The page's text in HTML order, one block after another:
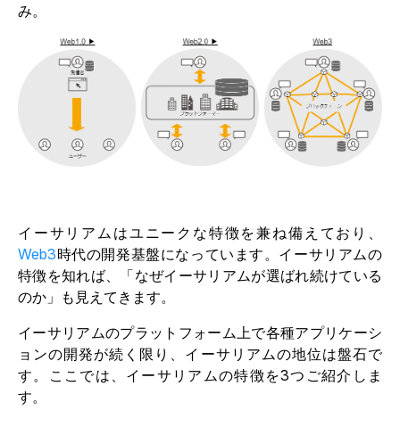
み。
イーサリアムはユニークな特徴を兼ね備えており、
Web3時代の開発基盤になっています。イーサリアムの
特徴を知れば、「なぜイーサリアムが選ばれ続けている
のか」も見えてきます。
イーサリアムのプラットフォーム上で各種アプリケーシ
ョンの開発が続く限り、イーサリアムの地位は盤石で
す。ここでは、イーサリアムの特徴を3つご紹介しま
す。